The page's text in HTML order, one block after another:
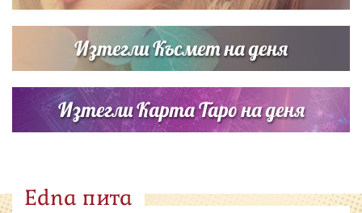
Изтегли Късмет на деня
Изтегли Карта Таро на деня
Edna пита